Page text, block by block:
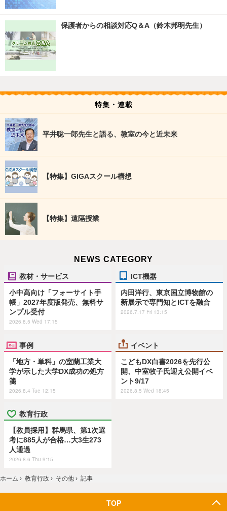
保護者からの相談対応Q＆A（鈴木邦明先生）
特集・連載
平井聡一郎先生と語る、教室の今と近未来
【特集】GIGAスクール構想
【特集】遠隔授業
NEWS CATEGORY
教材・サービス
小中高向け「フォーサイト手
帳」2027年度版発売、無料サ
ンプル受付
2026.8.5 Wed 17:15
ICT機器
内田洋行、東京国立博物館の
新展示で専門知とICTを融合
2026.7.17 Fri 13:15
事例
「地方・単科」の室蘭工業大
学が示した大学DX成功の処方
箋
2026.8.4 Tue 12:15
イベント
こどもDX白書2026を先行公
開、中室牧子氏迎え公開イベ
ント9/17
2026.8.5 Wed 18:45
教育行政
【教員採用】群馬県、第1次選
考に885人が合格…大3生273
人通過
2026.8.6 Thu 9:15
ホーム › 教育行政 › その他 › 記事
TOP